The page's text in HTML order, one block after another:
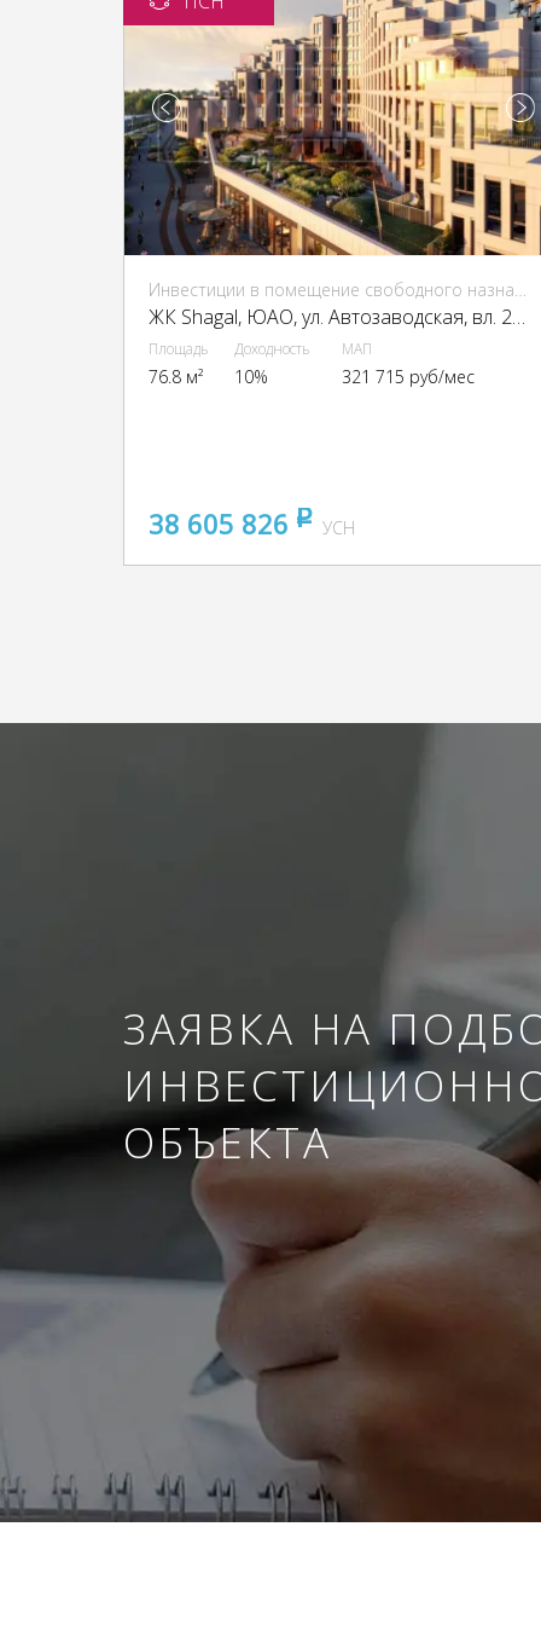
Инвестиции в помещение свободного назначения (ПСН)
ЖК Shagal, ЮАО, ул. Автозаводская, вл. 23/66
Площадь
76.8 м²
Доходность
10%
МАП
321 715 руб/мес
38 605 826 pуб
УСН
ЗАЯВКА НА
ОБЪЕКТА